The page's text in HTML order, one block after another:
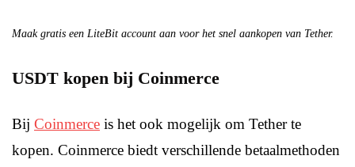
Maak gratis een LiteBit account aan voor het snel aankopen van Tether.
USDT kopen bij Coinmerce
Bij Coinmerce is het ook mogelijk om Tether te
kopen. Coinmerce biedt verschillende betaalmethoden